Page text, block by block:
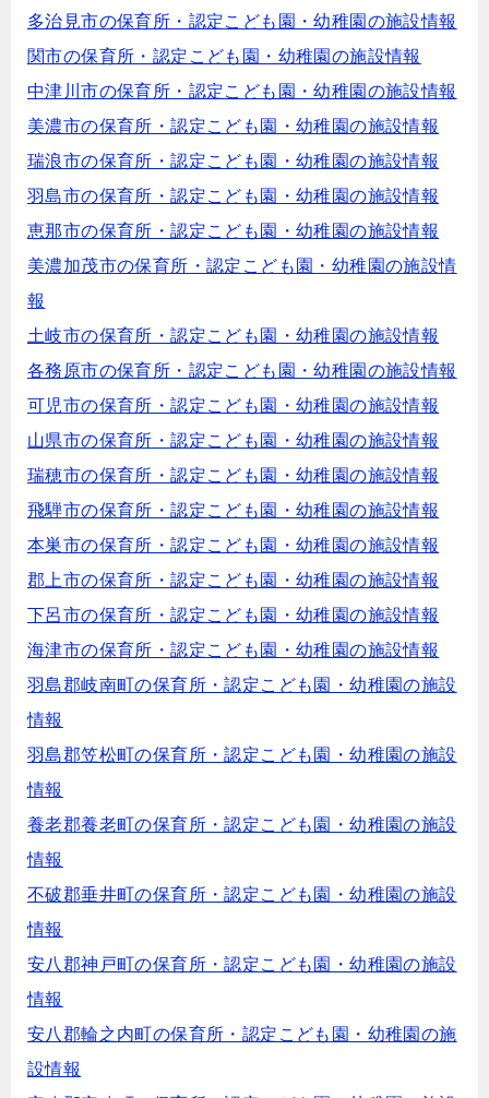
多治見市の保育所・認定こども園・幼稚園の施設情報
関市の保育所・認定こども園・幼稚園の施設情報
中津川市の保育所・認定こども園・幼稚園の施設情報
美濃市の保育所・認定こども園・幼稚園の施設情報
瑞浪市の保育所・認定こども園・幼稚園の施設情報
羽島市の保育所・認定こども園・幼稚園の施設情報
恵那市の保育所・認定こども園・幼稚園の施設情報
美濃加茂市の保育所・認定こども園・幼稚園の施設情
報
土岐市の保育所・認定こども園・幼稚園の施設情報
各務原市の保育所・認定こども園・幼稚園の施設情報
可児市の保育所・認定こども園・幼稚園の施設情報
山県市の保育所・認定こども園・幼稚園の施設情報
瑞穂市の保育所・認定こども園・幼稚園の施設情報
飛騨市の保育所・認定こども園・幼稚園の施設情報
本巣市の保育所・認定こども園・幼稚園の施設情報
郡上市の保育所・認定こども園・幼稚園の施設情報
下呂市の保育所・認定こども園・幼稚園の施設情報
海津市の保育所・認定こども園・幼稚園の施設情報
羽島郡岐南町の保育所・認定こども園・幼稚園の施設
情報
羽島郡笠松町の保育所・認定こども園・幼稚園の施設
情報
養老郡養老町の保育所・認定こども園・幼稚園の施設
情報
不破郡垂井町の保育所・認定こども園・幼稚園の施設
情報
安八郡神戸町の保育所・認定こども園・幼稚園の施設
情報
安八郡輪之内町の保育所・認定こども園・幼稚園の施
設情報